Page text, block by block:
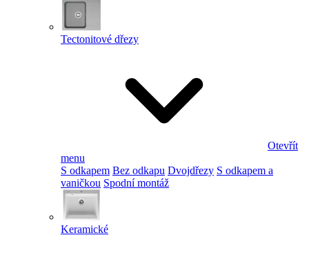
Tectonitové dřezy
Otevřít
menu
S odkapem Bez odkapu Dvojdřezy S odkapem a
vaničkou Spodní montáž
Keramické